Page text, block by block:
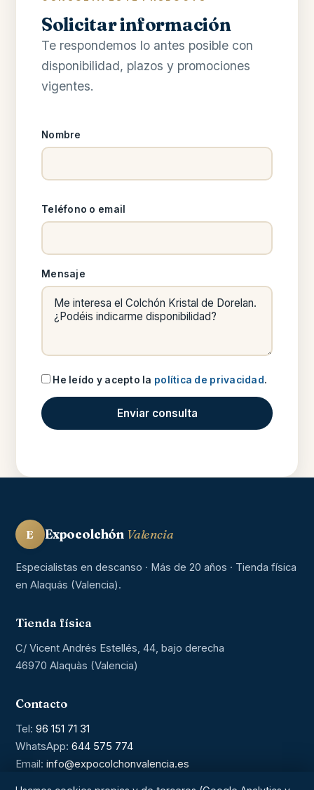
Solicitar información
Te respondemos lo antes posible con
disponibilidad, plazos y promociones
vigentes.
Nombre
Teléfono o email
Mensaje
He leído y acepto la política de privacidad.
Enviar consulta
E Expocolchón Valencia
Especialistas en descanso · Más de 20 años · Tienda física
en Alaquás (Valencia).
Tienda física
C/ Vicent Andrés Estellés, 44, bajo derecha
46970 Alaquàs (Valencia)
Contacto
Tel: 96 151 71 31
WhatsApp: 644 575 774
Email: info@expocolchonvalencia.es